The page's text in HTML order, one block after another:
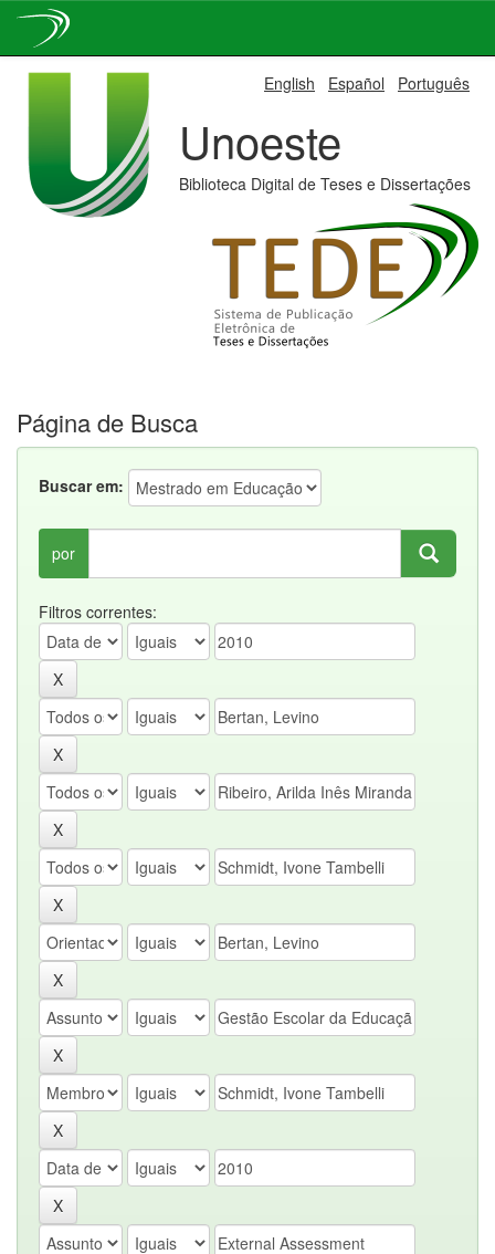
English Español Português
Unoeste
Biblioteca Digital de Teses e Dissertações
Página de Busca
Buscar em:
por
Filtros correntes: